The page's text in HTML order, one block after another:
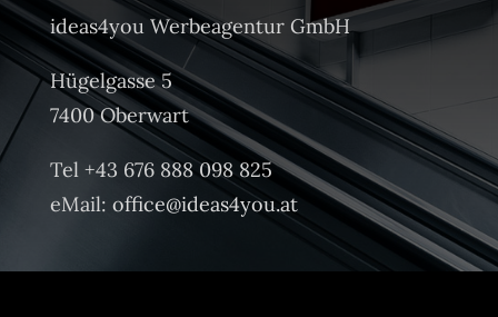
ideas4you Werbeagentur GmbH
Hügelgasse 5
7400 Oberwart
Tel +43 676 888 098 825
eMail: office@ideas4you.at